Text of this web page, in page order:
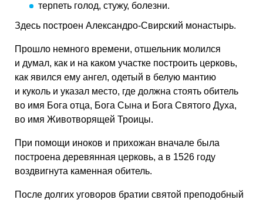
терпеть голод, стужу, болезни.
Здесь построен Александро-Свирский монастырь.
Прошло немного времени, отшельник молился
и думал, как и на каком участке построить церковь,
как явился ему ангел, одетый в белую мантию
и куколь и указал место, где должна стоять обитель
во имя Бога отца, Бога Сына и Бога Святого Духа,
во имя Животворящей Троицы.
При помощи иноков и прихожан вначале была
построена деревянная церковь, а в 1526 году
воздвигнута каменная обитель.
После долгих уговоров братии святой преподобный